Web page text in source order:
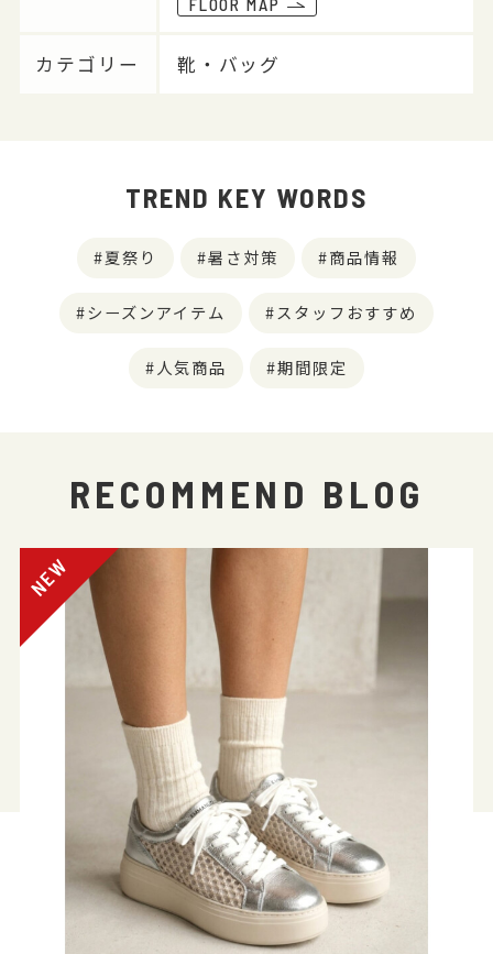
カテゴリー 靴・バッグ
TREND KEY WORDS
夏祭り 暑さ対策 商品情報
シーズンアイテム スタッフおすすめ
人気商品 期間限定
RECOMMEND BLOG